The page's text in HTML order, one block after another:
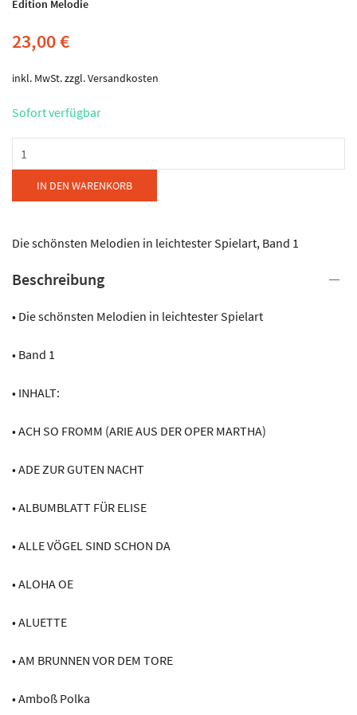
Edition Melodie
23,00€
inkl. MwSt.zzgl.Versandkosten
Sofort verfügbar
Melodie
Zürich
-
Grosse
Buch
IN DEN WARENKORB
Die schönsten Melodien in leichtester Spielart, Band 1
Beschreibung
• Die schönsten Melodien in leichtester Spielart
• Band 1
• INHALT:
• ACH SO FROMM (ARIE AUS DER OPER MARTHA)
• ADE ZUR GUTEN NACHT
• ALBUMBLATT FÜR ELISE
• ALLE VÖGEL SIND SCHON DA
• ALOHA OE
• ALUETTE
• AM BRUNNEN VOR DEM TORE
• Amboß Polka